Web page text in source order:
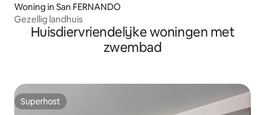
Woning in San FERNANDO
Gezellig landhuis
Huisdiervriendelijke woningen met
zwembad
Superhost
Superhost